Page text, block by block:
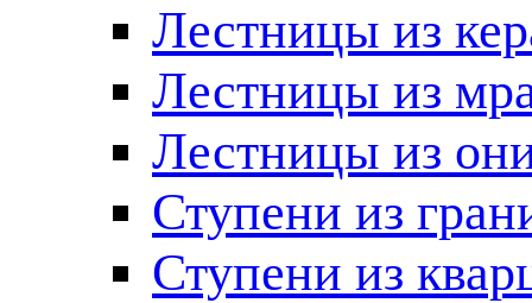
Лестницы из
Лестницы из
Лестницы из
Ступени из
Ступени из